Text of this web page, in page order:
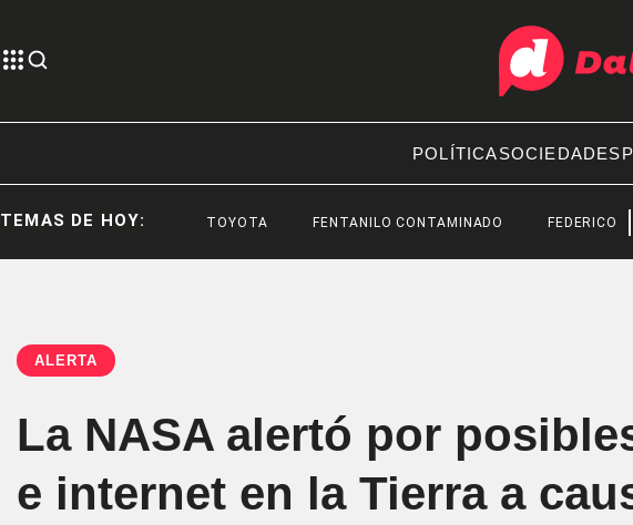
POLÍTICASOCIEDAD
TEMAS DE HOY: FENTANILO CONTAMINADO FEDERICO
ALERTA
La NASA alertó por
e internet en la Tierra a